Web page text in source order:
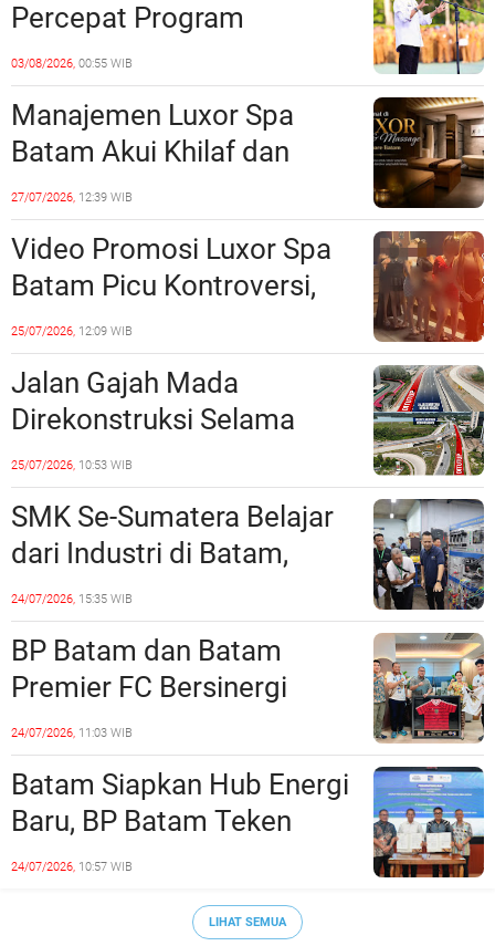
Percepat Program
Prioritas, Targetkan
Realisasi Pembangunan
Lampaui 50 Persen
03/08/2026, 00:55 WIB
Manajemen Luxor Spa
Batam Akui Khilaf dan
Minta Maaf, Konten
Langsung Di-Takedown
27/07/2026, 12:39 WIB
Video Promosi Luxor Spa
Batam Picu Kontroversi,
Dinilai Bermuatan Sensual
25/07/2026, 12:09 WIB
Jalan Gajah Mada
Direkonstruksi Selama
Empat Minggu, Ini Skema
Rekayasa Lalu Lintasnya
25/07/2026, 10:53 WIB
SMK Se-Sumatera Belajar
dari Industri di Batam,
Siapkan Lulusan Siap Kerja
Era Digital
24/07/2026, 15:35 WIB
BP Batam dan Batam
Premier FC Bersinergi
Cetak Generasi Emas
Sepak Bola Kepri
24/07/2026, 11:03 WIB
Batam Siapkan Hub Energi
Baru, BP Batam Teken
Kesepakatan Strategis
24/07/2026, 10:57 WIB
LIHAT SEMUA